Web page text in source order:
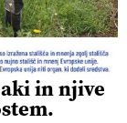
in njive